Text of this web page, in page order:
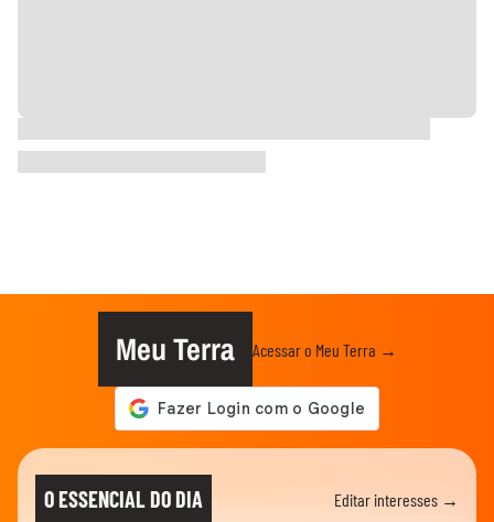
Meu Terra Acessar o Meu Terra →
O ESSENCIAL DO DIA Editar interesses →